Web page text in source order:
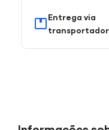
Entrega via